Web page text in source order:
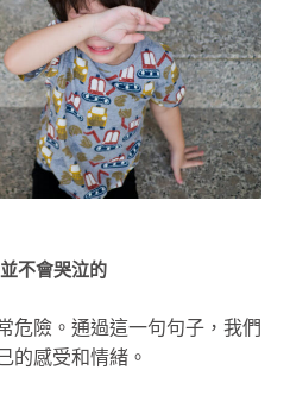
不會哭泣的
危險。通過這一句句子，我們
的感受和情緒。